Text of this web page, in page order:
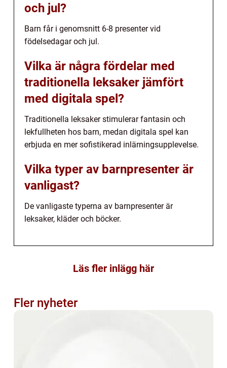
och jul?
Barn får i genomsnitt 6-8 presenter vid
födelsedagar och jul.
Vilka är några fördelar med
traditionella leksaker jämfört
med digitala spel?
Traditionella leksaker stimulerar fantasin och
lekfullheten hos barn, medan digitala spel kan
erbjuda en mer sofistikerad inlärningsupplevelse.
Vilka typer av barnpresenter är
vanligast?
De vanligaste typerna av barnpresenter är
leksaker, kläder och böcker.
Läs fler inlägg här
Fler nyheter